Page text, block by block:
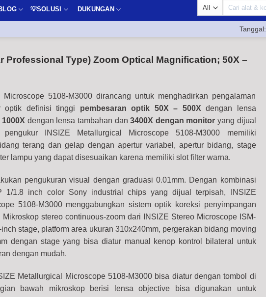
💡SOLUSI DUKUNGAN
Tanggal:
Professional Type) Zoom Optical Magnification; 50X –
5108-M3000 dirancang untuk menghadirkan pengalaman
optik definisi tinggi pembesaran optik 50X – 500X dengan lensa
dengan lensa tambahan dan 3400X dengan monitor yang dijual
pengukur INSIZE Metallurgical Microscope 5108-M3000 memiliki
terang dan gelap dengan apertur variabel, apertur bidang, stage
lampu yang dapat disesuaikan karena memiliki slot filter warna.
pengukuran visual dengan graduasi 0.01mm. Dengan kombinasi
1/1.8 inch color Sony industrial chips yang dijual terpisah, INSIZE
5108-M3000 menggabungkan sistem optik koreksi penyimpangan
Mikroskop stereo continuous-zoom dari INSIZE Stereo Microscope ISM-
stage, platform area ukuran 310x240mm, pergerakan bidang moving
dengan stage yang bisa diatur manual kenop kontrol bilateral untuk
dengan mudah.
Metallurgical Microscope 5108-M3000 bisa diatur dengan tombol di
bawah mikroskop berisi lensa objective bisa digunakan untuk